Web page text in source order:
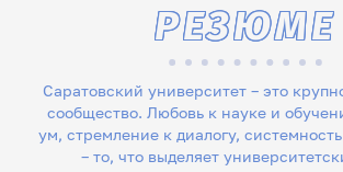
Саратовский университет – это
сообщество. Любовь к науке и
ум, стремление к диалогу, системность и трудолюбие
– то, что выделяет
РЕЗЮМЕ